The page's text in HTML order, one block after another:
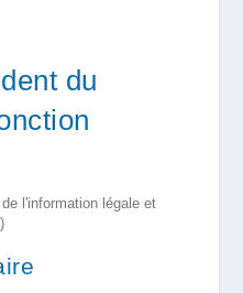
du
l'information légale et